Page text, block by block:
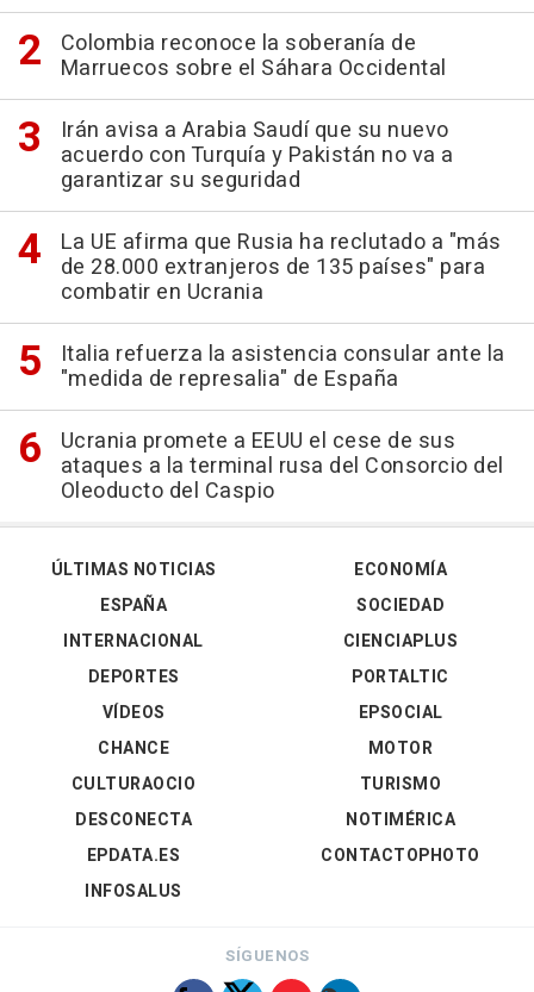
Colombia reconoce la soberanía de
Marruecos sobre el Sáhara Occidental
Irán avisa a Arabia Saudí que su nuevo
acuerdo con Turquía y Pakistán no va a
garantizar su seguridad
La UE afirma que Rusia ha reclutado a "más
de 28.000 extranjeros de 135 países" para
combatir en Ucrania
Italia refuerza la asistencia consular ante la
"medida de represalia" de España
Ucrania promete a EEUU el cese de sus
ataques a la terminal rusa del Consorcio del
Oleoducto del Caspio
ÚLTIMAS NOTICIAS
ESPAÑA
INTERNACIONAL
DEPORTES
VÍDEOS
ECONOMÍA
SOCIEDAD
CIENCIAPLUS
PORTALTIC
EPSOCIAL
CHANCE
CULTURAOCIO
DESCONECTA
EPDATA.ES
INFOSALUS
MOTOR
TURISMO
NOTIMÉRICA
CONTACTOPHOTO
SÍGUENOS